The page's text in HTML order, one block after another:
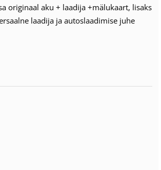
originaal aku + laadija +mälukaart, lisaks
laadija ja autoslaadimise juhe